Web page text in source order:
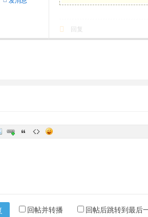
回复
回帖并转播 回帖后跳转到最后